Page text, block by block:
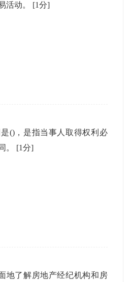
活动。 [1分]
()，是指当事人取得权利必
。 [1分]
地了解房地产经纪机构和房